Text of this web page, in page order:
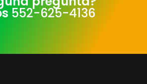
552-625-4136